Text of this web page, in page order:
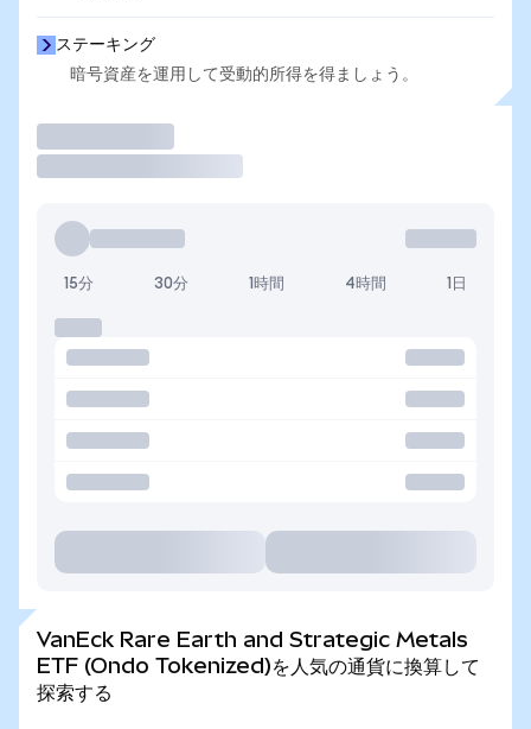
ステーキング
暗号資産を運用して受動的所得を得ましょう。
15分 30分 1時間 4時間 1日
VanEck Rare Earth and Strategic Metals
ETF (Ondo Tokenized)を人気の通貨に換算して
探索する